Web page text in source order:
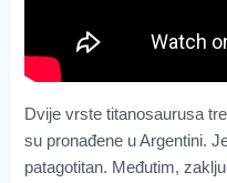
Dvije vrste titanosaurusa
su pronađene u Argentini.
patagotitan. Međutim,